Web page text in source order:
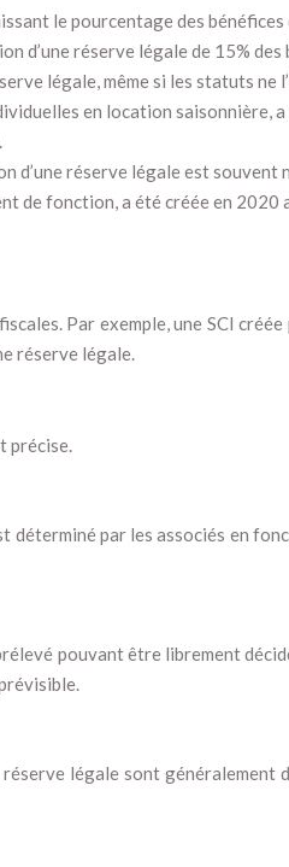
le pourcentage des
d’une réserve légale de 15% des
légale, même si les statuts
en location saisonnière,
d’une réserve légale est
de fonction, a été créée en
Par exemple, une SCI
réserve légale.
précise.
par les associés en
pouvant être librement
légale sont généralement